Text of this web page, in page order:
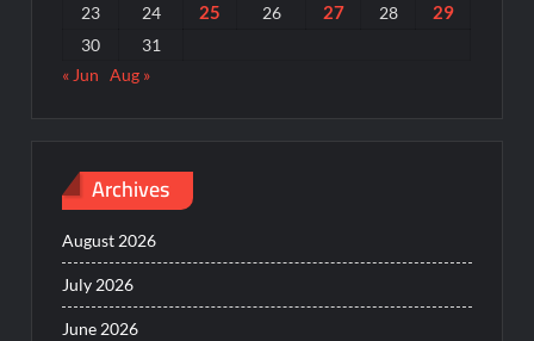
23
24 25 26 27 28 29
30
31
« Jun Aug »
Archives
August 2026
July 2026
June 2026